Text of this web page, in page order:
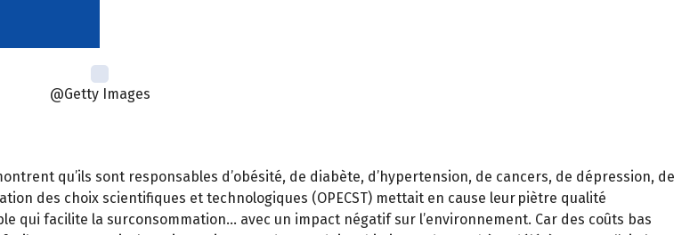
@Getty Images
qu’ils sont responsables d’obésité, de diabète, d’hypertension, de cancers, de dépression, de
des choix scientifiques et technologiques (OPECST) mettait en cause leur piètre qualité
facilite la surconsommation… avec un impact négatif sur l’environnement. Car des coûts bas